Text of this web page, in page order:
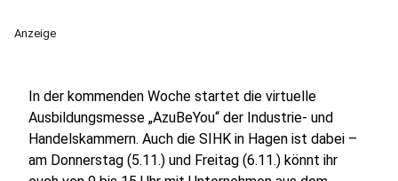
Anzeige
In der kommenden Woche startet die virtuelle
Ausbildungsmesse „AzuBeYou“ der Industrie- und
Handelskammern. Auch die SIHK in Hagen ist dabei –
am Donnerstag (5.11.) und Freitag (6.11.) könnt ihr